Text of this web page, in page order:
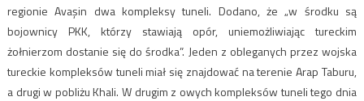
regionie Avaşin dwa kompleksy tuneli. Dodano, że „w środku są
bojownicy PKK, którzy stawiają opór, uniemożliwiając tureckim
żołnierzom dostanie się do środka”. Jeden z obleganych przez wojska
tureckie kompleksów tuneli miał się znajdować na terenie Arap Taburu,
a drugi w pobliżu Khali. W drugim z owych kompleksów tuneli tego dnia